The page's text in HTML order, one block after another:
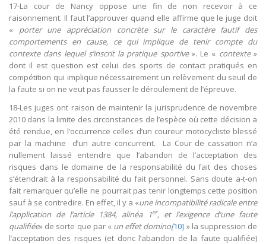
17-La cour de Nancy oppose une fin de non recevoir à ce
raisonnement. Il faut l’approuver quand elle affirme que le juge doit
« porter une appréciation concrète sur le caractère fautif des
comportements en cause, ce qui implique de tenir compte du
contexte dans lequel s’inscrit la pratique sportive ». Le « contexte»
dont il est question est celui des sports de contact pratiqués en
compétition qui implique nécessairement un relèvement du seuil de
la faute si on ne veut pas fausser le déroulement de l’épreuve.
18-Les juges ont raison de maintenir la jurisprudence de novembre
2010 dans la limite des circonstances de l’espèce où cette décision a
été rendue, en l’occurrence celles d’un coureur motocycliste blessé
par la machine d’un autre concurrent. La Cour de cassation n’a
nullement laissé entendre que l’abandon de l’acceptation des
risques dans le domaine de la responsabilité du fait des choses
s’étendrait à la responsabilité du fait personnel. Sans doute a-t-on
fait remarquer qu’elle ne pourrait pas tenir longtemps cette position
sauf à se contredire. En effet, il y a «une incompatibilité radicale entre
l’application de l’article 1384, alinéa 1er, et l’exigence d’une faute
qualifiée» de sorte que par « un effet domino[10] » la suppression de
l’acceptation des risques (et donc l’abandon de la faute qualifiée)